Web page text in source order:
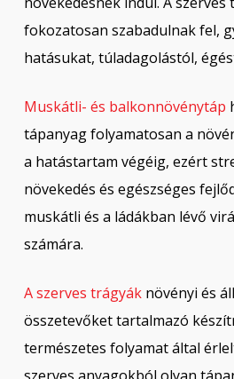
fokozatosan szabadulnak fel,
hatásukat, túladagolástól,
Muskátli- és balkonnövénytáp
tápanyag folyamatosan a
a hatástartam végéig, ezért
növekedés és egészséges
muskátli és a ládákban lévő
számára.
A szerves trágyáknövényi és
összetevőket tartalmazó
természetes folyamat által